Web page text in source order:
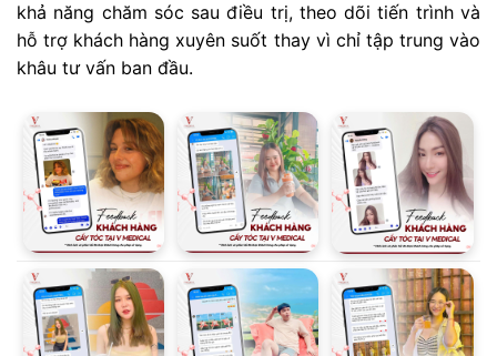
khả năng chăm sóc sau điều trị, theo dõi tiến trình và
hỗ trợ khách hàng xuyên suốt thay vì chỉ tập trung vào
khâu tư vấn ban đầu.